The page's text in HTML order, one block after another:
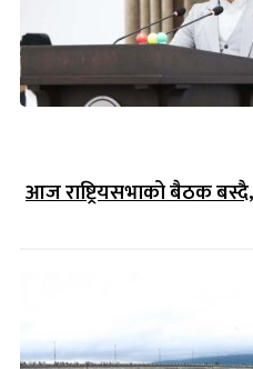
आज राष्ट्रियसभाको बैठक बस्दै,